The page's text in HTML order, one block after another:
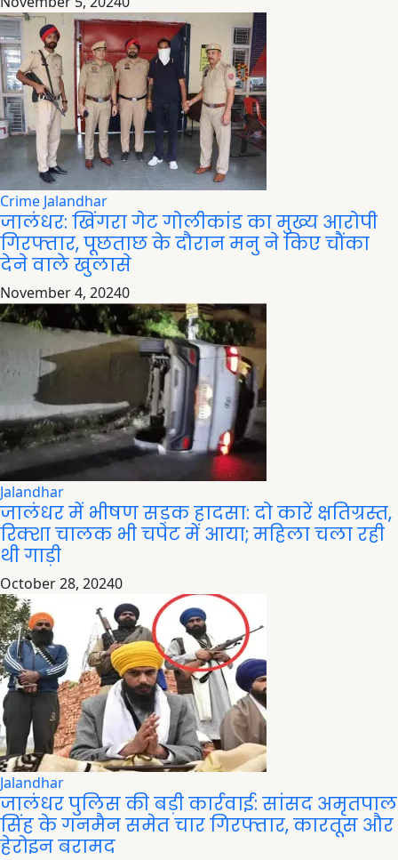
Crime Jalandhar
जालंधर: खिंगरा गेट गोलीकांड का मुख्य आरोपी
गिरफ्तार, पूछताछ के दौरान मनु ने किए चौंका
देने वाले खुलासे
November 4, 20240
Jalandhar
जालंधर में भीषण सड़क हादसा: दो कारें क्षतिग्रस्त,
रिक्शा चालक भी चपेट में आया; महिला चला रही
थी गाड़ी
October 28, 20240
Jalandhar
जालंधर पुलिस की बड़ी कार्रवाई: सांसद अमृतपाल
सिंह के गनमैन समेत चार गिरफ्तार, कारतूस और
हेरोइन बरामद